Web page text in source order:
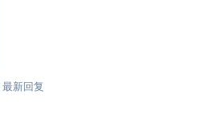
最新回复